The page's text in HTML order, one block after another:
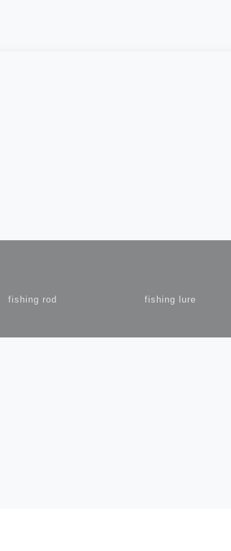
fishing rod fishing lure